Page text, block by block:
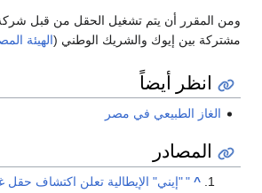
ومن المقرر أن يتم تشغيل الحقل من قبل
مشتركة بين إيوك والشريك الوطني (الهيئة
انظر أيضاً
الغاز الطبيعي في مصر
المصادر
^
" "إيني" الإيطالية تعلن اكتشاف حقل